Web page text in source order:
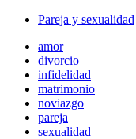
Pareja y sexualidad
amor
divorcio
infidelidad
matrimonio
noviazgo
pareja
sexualidad